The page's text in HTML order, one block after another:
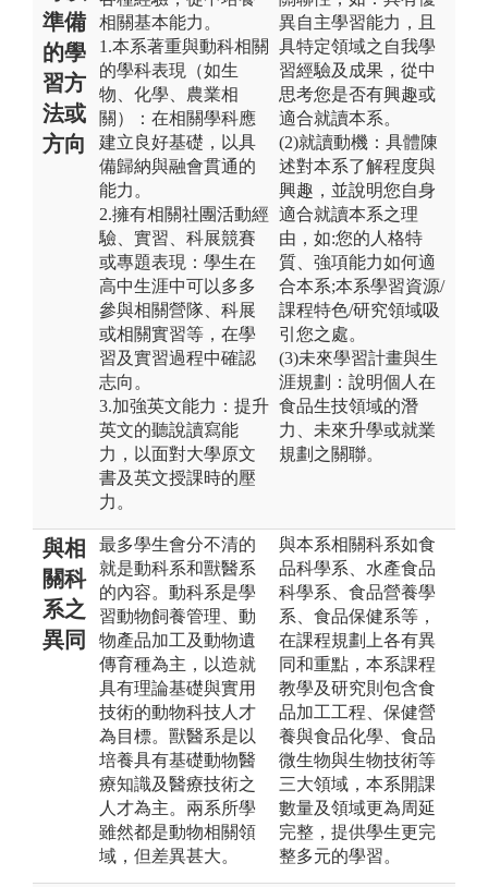
準備
的學
習方
法或
方向
相關基本能力。
1.本系著重與動科相關
的學科表現（如生
物、化學、農業相
關）：在相關學科應
建立良好基礎，以具
備歸納與融會貫通的
能力。
2.擁有相關社團活動經
驗、實習、科展競賽
或專題表現：學生在
高中生涯中可以多多
參與相關營隊、科展
或相關實習等，在學
習及實習過程中確認
志向。
3.加強英文能力：提升
英文的聽說讀寫能
力，以面對大學原文
書及英文授課時的壓
力。
異自主學習能力，且
具特定領域之自我學
習經驗及成果，從中
思考您是否有興趣或
適合就讀本系。
(2)就讀動機：具體陳
述對本系了解程度與
興趣，並說明您自身
適合就讀本系之理
由，如:您的人格特
質、強項能力如何適
合本系;本系學習資源/
課程特色/研究領域吸
引您之處。
(3)未來學習計畫與生
涯規劃：說明個人在
食品生技領域的潛
力、未來升學或就業
規劃之關聯。
與相
關科
系之
異同
最多學生會分不清的
就是動科系和獸醫系
的內容。動科系是學
習動物飼養管理、動
物產品加工及動物遺
傳育種為主，以造就
具有理論基礎與實用
技術的動物科技人才
為目標。獸醫系是以
培養具有基礎動物醫
療知識及醫療技術之
人才為主。兩系所學
雖然都是動物相關領
域，但差異甚大。
與本系相關科系如食
品科學系、水產食品
科學系、食品營養學
系、食品保健系等，
在課程規劃上各有異
同和重點，本系課程
教學及研究則包含食
品加工工程、保健營
養與食品化學、食品
微生物與生物技術等
三大領域，本系開課
數量及領域更為周延
完整，提供學生更完
整多元的學習。